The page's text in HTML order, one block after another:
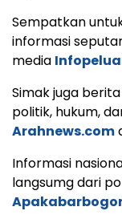
Sempatkan
informasi
media
Simak juga
politik, hukum,
Arahnews.com
Informasi
langsumg dari